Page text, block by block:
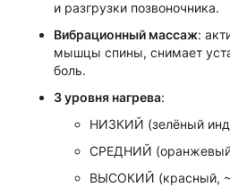
и разгрузки позвоночника.
Вибрационный массаж:
мышцы спины, снимает
боль.
3 уровня нагрева:
НИЗКИЙ (зелёный
СРЕДНИЙ
ВЫСОКИЙ (красный,